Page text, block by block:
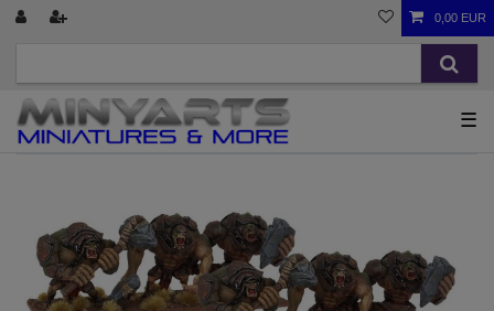
0,00 EUR
☰